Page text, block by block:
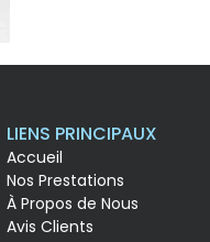
LIENS PRINCIPAUX
Accueil
Nos Prestations
À Propos de Nous
Avis Clients